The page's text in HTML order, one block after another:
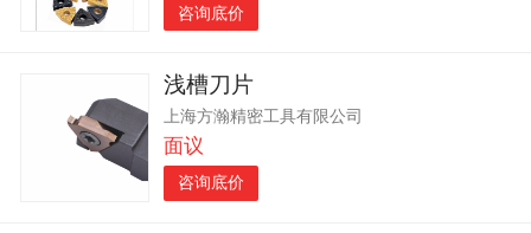
咨询底价
浅槽刀片
上海方瀚精密工具有限公司
面议
咨询底价